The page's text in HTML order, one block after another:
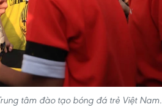
tâm đào tạo bóng đá trẻ Việt Nam.